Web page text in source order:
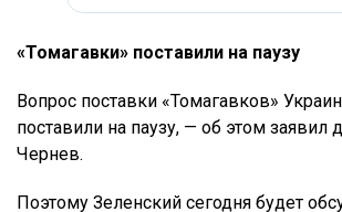
«Томагавки» поставили на паузу
Вопрос поставки «Томагавков»
поставили на паузу, — об этом заявил
Чернев.
Поэтому Зеленский сегодня будет